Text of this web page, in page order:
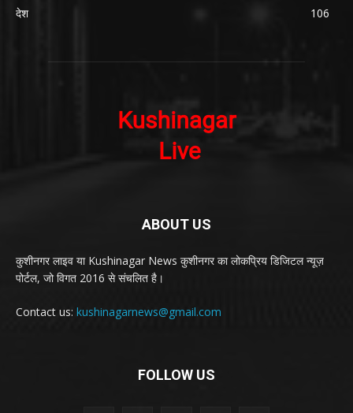
देश
106
ABOUT US
कुशीनगर लाइव या Kushinagar News कुशीनगर का लोकप्रिय डिजिटल न्यूज़
पोर्टल, जो विगत 2016 से संचलित है।
Contact us: kushinagarnews@gmail.com
FOLLOW US